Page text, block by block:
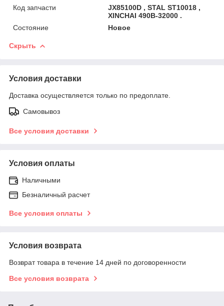
Код запчасти
JX85100D , STAL ST10018 ,
XINCHAI 490B-32000 .
Состояние
Новое
Скрыть
Условия доставки
Доставка осуществляется только по предоплате.
Самовывоз
Все условия доставки
Условия оплаты
Наличными
Безналичный расчет
Все условия оплаты
Условия возврата
Возврат товара в течение 14 дней по договоренности
Все условия возврата